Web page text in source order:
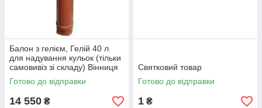
Балон з гелієм, Гелій 40 л
для надування кульок (тільки
самовивіз зі складу) Вінниця
Готово до відправки
14 550 ₴
Святковий товар
Готово до відправки
1 ₴